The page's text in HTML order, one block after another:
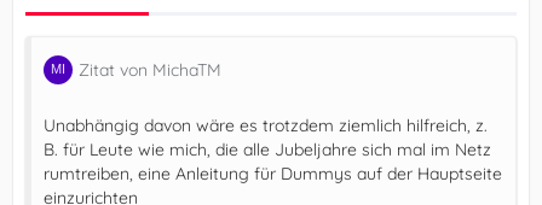
Zitat von MichaTM
Unabhängig davon wäre es trotzdem ziemlich hilfreich, z.
B. für Leute wie mich, die alle Jubeljahre sich mal im Netz
rumtreiben, eine Anleitung für Dummys auf der Hauptseite
einzurichten